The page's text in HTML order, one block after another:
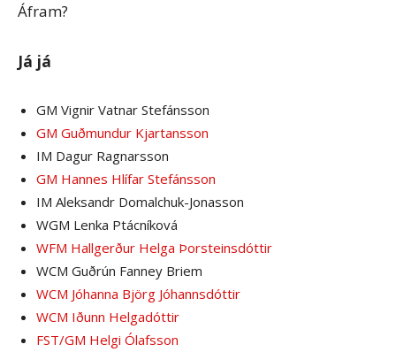
Áfram?
Já já
GM Vignir Vatnar Stefánsson
GM Guðmundur Kjartansson
IM Dagur Ragnarsson
GM Hannes Hlífar Stefánsson
IM Aleksandr Domalchuk-Jonasson
WGM Lenka Ptácníková
WFM Hallgerður Helga Þorsteinsdóttir
WCM Guðrún Fanney Briem
WCM Jóhanna Björg Jóhannsdóttir
WCM Iðunn Helgadóttir
FST/GM Helgi Ólafsson